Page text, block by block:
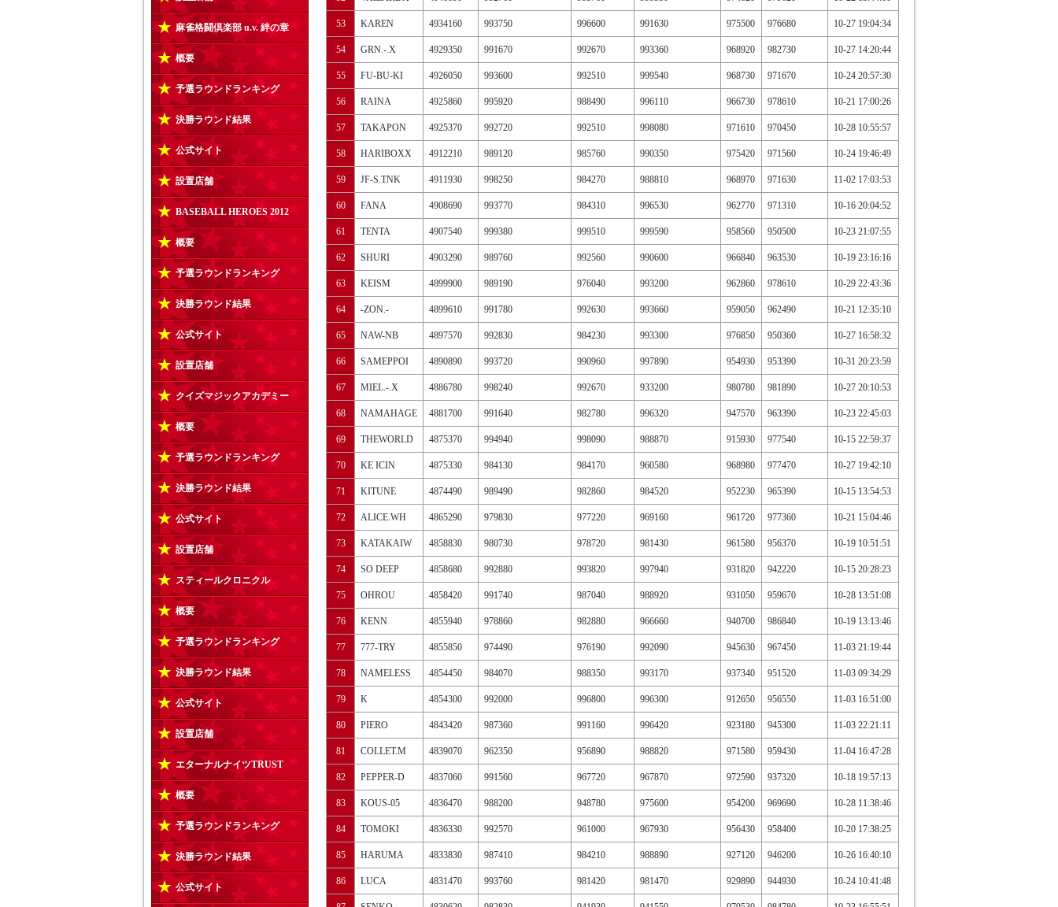
53 KAREN 4934160 993750 996600 991630 975500 976680 10-27 19:04:34
54 GRN.-.X 4929350 991670 992670 993360 968920 982730 10-27 14:20:44
55 FU-BU-KI 4926050 993600 992510 999540 968730 971670 10-24 20:57:30
56 RAINA 4925860 995920 988490 996110 966730 978610 10-21 17:00:26
57 TAKAPON 4925370 992720 992510 998080 971610 970450 10-28 10:55:57
58 HARIBOXX 4912210 989120 985760 990350 975420 971560 10-24 19:46:49
59 JF-S.TNK 4911930 998250 984270 988810 968970 971630 11-02 17:03:53
60 FANA 4908690 993770 984310 996530 962770 971310 10-16 20:04:52
61 TENTA 4907540 999380 999510 999590 958560 950500 10-23 21:07:55
62 SHURI 4903290 989760 992560 990600 966840 963530 10-19 23:16:16
63 KEISM 4899900 989190 976040 993200 962860 978610 10-29 22:43:36
64 -ZON.- 4899610 991780 992630 993660 959050 962490 10-21 12:35:10
65 NAW-NB 4897570 992830 984230 993300 976850 950360 10-27 16:58:32
66 SAMEPPOI 4890890 993720 990960 997890 954930 953390 10-31 20:23:59
67 MIEL.-.X 4886780 998240 992670 933200 980780 981890 10-27 20:10:53
68 NAMAHAGE 4881700 991640 982780 996320 947570 963390 10-23 22:45:03
69 THEWORLD 4875370 994940 998090 988870 915930 977540 10-15 22:59:37
70 KE ICIN 4875330 984130 984170 960580 968980 977470 10-27 19:42:10
71 KITUNE 4874490 989490 982860 984520 952230 965390 10-15 13:54:53
72 ALICE.WH 4865290 979830 977220 969160 961720 977360 10-21 15:04:46
73 KATAKAIW 4858830 980730 978720 981430 961580 956370 10-19 10:51:51
74 SO DEEP 4858680 992880 993820 997940 931820 942220 10-15 20:28:23
75 OHROU 4858420 991740 987040 988920 931050 959670 10-28 13:51:08
76 KENN 4855940 978860 982880 966660 940700 986840 10-19 13:13:46
77 777-TRY 4855850 974490 976190 992090 945630 967450 11-03 21:19:44
78 NAMELESS 4854450 984070 988350 993170 937340 951520 11-03 09:34:29
79 K 4854300 992000 996800 996300 912650 956550 11-03 16:51:00
80 PIERO 4843420 987360 991160 996420 923180 945300 11-03 22:21:11
81 COLLET.M 4839070 962350 956890 988820 971580 959430 11-04 16:47:28
82 PEPPER-D 4837060 991560 967720 967870 972590 937320 10-18 19:57:13
83 KOUS-05 4836470 988200 948780 975600 954200 969690 10-28 11:38:46
84 TOMOKI 4836330 992570 961000 967930 956430 958400 10-20 17:38:25
85 HARUMA 4833830 987410 984210 988890 927120 946200 10-26 16:40:10
86 LUCA 4831470 993760 981420 981470 929890 944930 10-24 10:41:48
麻雀格闘倶楽部 u.v. 絆の章
概要
予選ラウンドランキング
決勝ラウンド結果
公式サイト
設置店舗
BASEBALL HEROES 2012
概要
予選ラウンドランキング
決勝ラウンド結果
公式サイト
設置店舗
クイズマジックアカデミー
概要
予選ラウンドランキング
決勝ラウンド結果
公式サイト
設置店舗
スティールクロニクル
概要
予選ラウンドランキング
決勝ラウンド結果
公式サイト
設置店舗
エターナルナイツTRUST
概要
予選ラウンドランキング
決勝ラウンド結果
公式サイト